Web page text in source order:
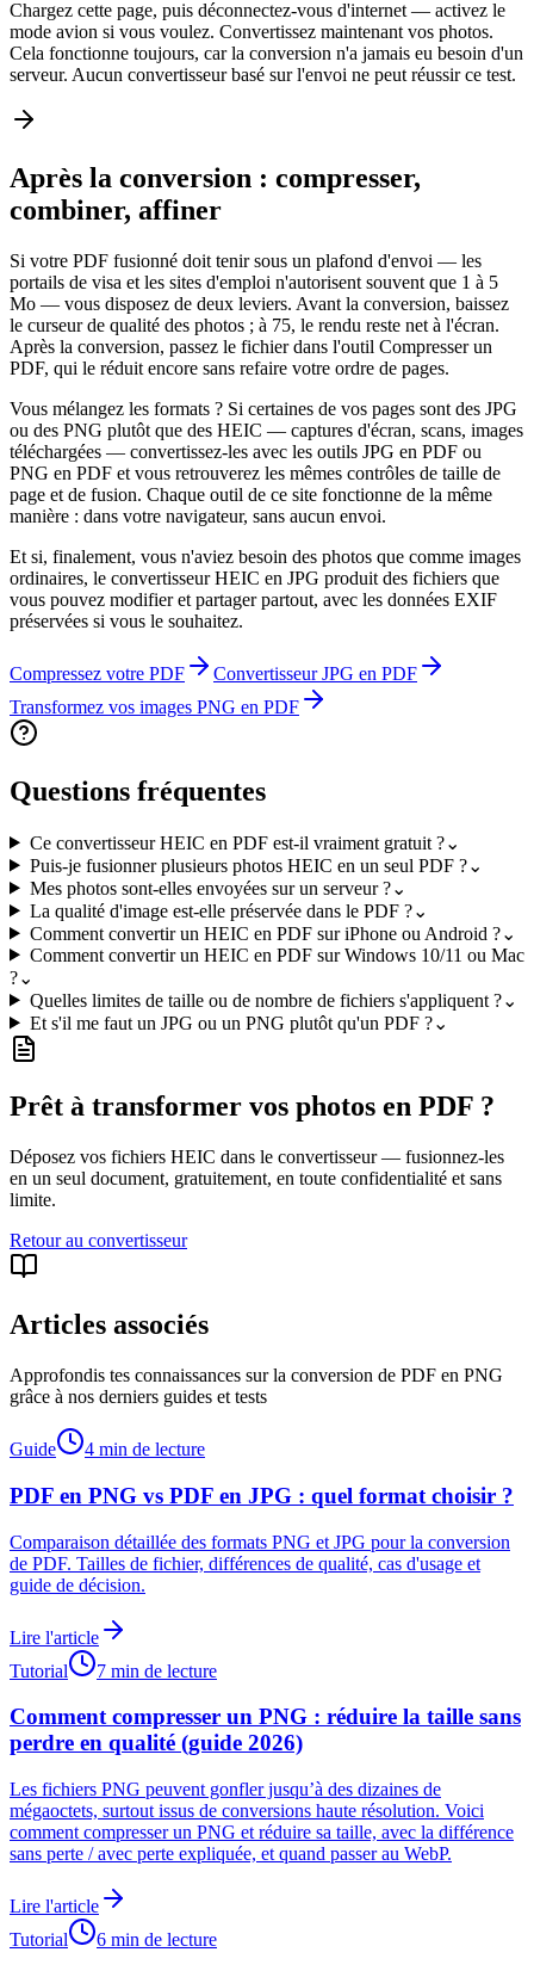
Chargez cette page, puis déconnectez-vous d'internet — activez le
mode avion si vous voulez. Convertissez maintenant vos photos.
Cela fonctionne toujours, car la conversion n'a jamais eu besoin d'un
serveur. Aucun convertisseur basé sur l'envoi ne peut réussir ce test.
Après la conversion : compresser,
combiner, affiner
Si votre PDF fusionné doit tenir sous un plafond d'envoi — les
portails de visa et les sites d'emploi n'autorisent souvent que 1 à 5
Mo — vous disposez de deux leviers. Avant la conversion, baissez
le curseur de qualité des photos ; à 75, le rendu reste net à l'écran.
Après la conversion, passez le fichier dans l'outil Compresser un
PDF, qui le réduit encore sans refaire votre ordre de pages.
Vous mélangez les formats ? Si certaines de vos pages sont des JPG
ou des PNG plutôt que des HEIC — captures d'écran, scans, images
téléchargées — convertissez-les avec les outils JPG en PDF ou
PNG en PDF et vous retrouverez les mêmes contrôles de taille de
page et de fusion. Chaque outil de ce site fonctionne de la même
manière : dans votre navigateur, sans aucun envoi.
Et si, finalement, vous n'aviez besoin des photos que comme images
ordinaires, le convertisseur HEIC en JPG produit des fichiers que
vous pouvez modifier et partager partout, avec les données EXIF
préservées si vous le souhaitez.
Compressez votre PDF
Convertisseur JPG en PDF
Transformez vos images PNG en PDF
Questions fréquentes
Ce convertisseur HEIC en PDF est-il vraiment gratuit ?⌄
Puis-je fusionner plusieurs photos HEIC en un seul PDF ?⌄
Mes photos sont-elles envoyées sur un serveur ?⌄
La qualité d'image est-elle préservée dans le PDF ?⌄
Comment convertir un HEIC en PDF sur iPhone ou Android ?⌄
Comment convertir un HEIC en PDF sur Windows 10/11 ou Mac
?⌄
Quelles limites de taille ou de nombre de fichiers s'appliquent ?⌄
Et s'il me faut un JPG ou un PNG plutôt qu'un PDF ?⌄
Prêt à transformer vos photos en PDF ?
Déposez vos fichiers HEIC dans le convertisseur — fusionnez-les
en un seul document, gratuitement, en toute confidentialité et sans
limite.
Retour au convertisseur
Articles associés
Approfondis tes connaissances sur la conversion de PDF en PNG
grâce à nos derniers guides et tests
Guide 4 min de lecture
PDF en PNG vs PDF en JPG : quel format choisir ?
Comparaison détaillée des formats PNG et JPG pour la conversion
de PDF. Tailles de fichier, différences de qualité, cas d'usage et
guide de décision.
Lire l'article
Tutorial
7 min de lecture
Comment compresser un PNG : réduire la taille sans
perdre en qualité (guide 2026)
Les fichiers PNG peuvent gonfler jusqu’à des dizaines de
mégaoctets, surtout issus de conversions haute résolution. Voici
comment compresser un PNG et réduire sa taille, avec la différence
sans perte / avec perte expliquée, et quand passer au WebP.
Lire l'article
Tutorial
6 min de lecture